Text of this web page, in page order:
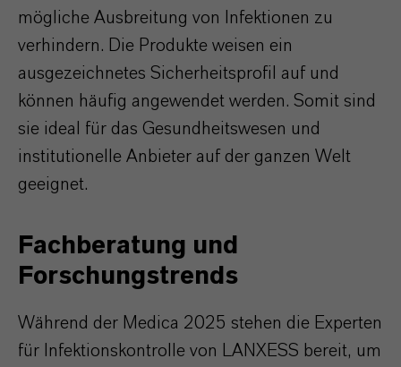
mögliche Ausbreitung von Infektionen zu
verhindern. Die Produkte weisen ein
ausgezeichnetes Sicherheitsprofil auf und
können häufig angewendet werden. Somit sind
sie ideal für das Gesundheitswesen und
institutionelle Anbieter auf der ganzen Welt
geeignet.
Fachberatung und
Forschungstrends
Während der Medica 2025 stehen die Experten
für Infektionskontrolle von LANXESS bereit, um